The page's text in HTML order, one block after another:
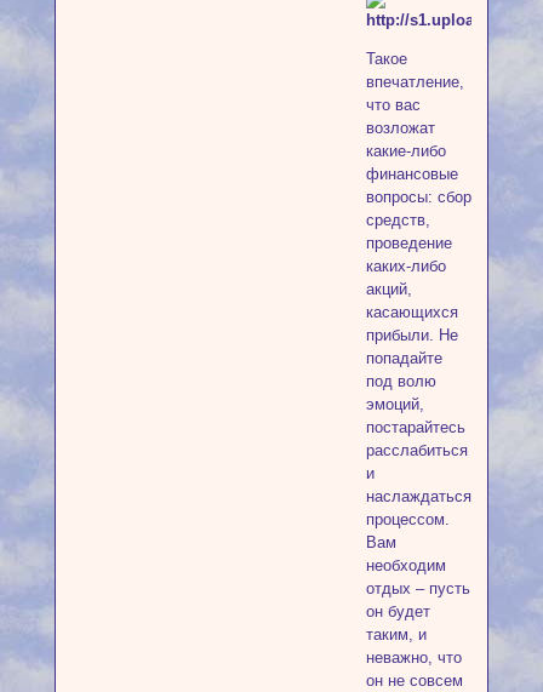
Такое
впечатление,
что вас
возложат
какие-либо
финансовые
вопросы: сбор
средств,
проведение
каких-либо
акций,
касающихся
прибыли. Не
попадайте
под волю
эмоций,
постарайтесь
расслабиться
и
наслаждаться
процессом.
Вам
необходим
отдых – пусть
он будет
таким, и
неважно, что
он не совсем